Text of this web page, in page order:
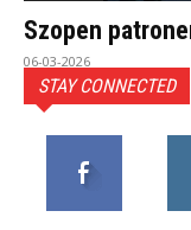
Szopen
06-03-2026
STAY CONNECTED